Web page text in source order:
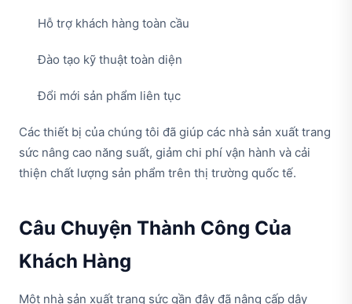
Hỗ trợ khách hàng toàn cầu
Đào tạo kỹ thuật toàn diện
Đổi mới sản phẩm liên tục
Các thiết bị của chúng tôi đã giúp các nhà sản xuất trang
sức nâng cao năng suất, giảm chi phí vận hành và cải
thiện chất lượng sản phẩm trên thị trường quốc tế.
Câu Chuyện Thành Công Của
Khách Hàng
Một nhà sản xuất trang sức gần đây đã nâng cấp dây